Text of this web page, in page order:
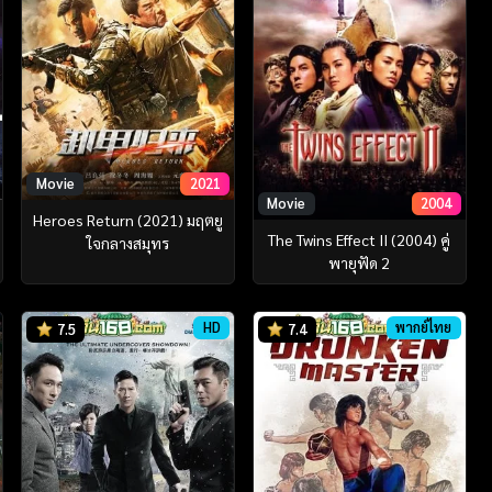
Movie 2021
Heroes Return (2021) มฤตยู
ใจกลางสมุทร
Movie 2004
The Twins Effect II (2004) คู่
พายุฟัด 2
7.5 HD 7.4 พากย์ไทย